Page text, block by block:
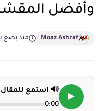
وأفضل
Moaz Ashraf منذ بضع
▶
🔊 استمع للمقال
0:00